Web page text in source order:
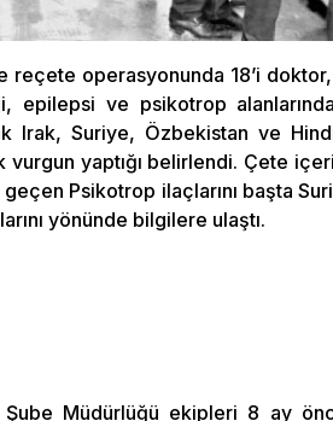
reçete operasyonunda 18’i
epilepsi ve psikotrop
Irak, Suriye, Özbekistan ve
vurgun yaptığı belirlendi. Çete
Psikotrop ilaçlarını başta
yönünde bilgilere ulaştı.
Şube Müdürlüğü ekipleri 8 ay